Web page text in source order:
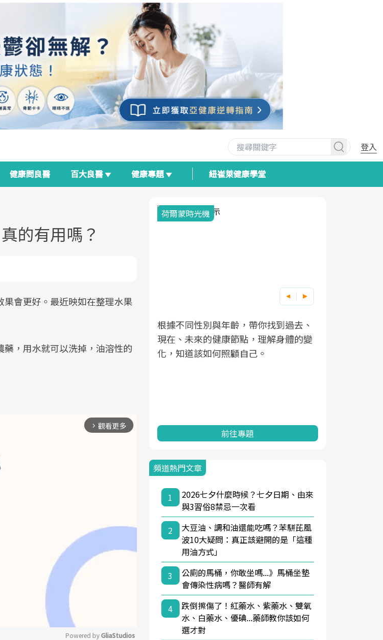
登入
健康問良醫 百大良醫 健康專題 紐崔萊健康學堂
的有用嗎？
會更好。最近映如在整理水果
，用水就可以洗掉，油溶性的
arrow_forward_ios 觀看更多
Powered by GliaStudios
「健康台灣推動委員會」與「長
動你的健康革命！
亞健康的認知，進而引導實際的
荷爾蒙時光機
根據不同性別與年齡，帶你找到過去、
現在、未來的健康節點，理解身體的變
化，知道該如何照顧自己。
前往專題
頻道熱門文章
1
2026七夕什麼時候？七夕日期、由來
與3習俗8禁忌一次看
2
大豆油、調和油還能吃嗎？苯駢芘風
波10大疑問：真正該避開的是「這種
用油方式」
3
公廁的馬桶，你敢坐嗎...》馬桶坐墊
會傳染性病嗎？醫師有解
4
跌倒擦傷了！紅藥水、紫藥水、雙氧
水、白藥水、優碘...藥師教你該如何
選才對